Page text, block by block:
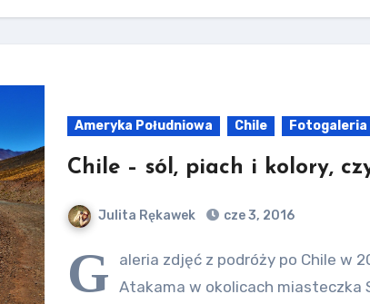
Ameryka Południowa Chile Fotogaleria
Chile – sól, piach i kolory,
Julita Rękawek cze 3, 2016
G
aleria zdjęć z podróży po Chile w
Atakama w okolicach miasteczka